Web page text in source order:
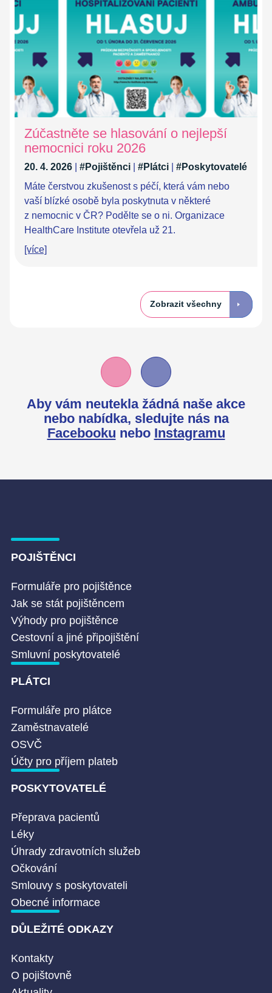
Zúčastněte se hlasování o nejlepší
nemocnici roku 2026
20. 4. 2026 #Pojištěnci #Plátci
#Poskytovatelé
Máte čerstvou zkušenost s péčí, která vám nebo
vaší blízké osobě byla poskytnuta v některé
z nemocnic v ČR? Podělte se o ni. Organizace
HealthCare Institute otevřela už 21.
[více]
Zobrazit všechny
Aby vám neutekla žádná naše akce
nebo nabídka, sledujte nás na
Facebooku nebo Instagramu
POJIŠTĚNCI
Formuláře pro pojištěnce
Jak se stát pojištěncem
Výhody pro pojištěnce
Cestovní a jiné připojištění
Smluvní poskytovatelé
PLÁTCI
Formuláře pro plátce
Zaměstnavatelé
OSVČ
Účty pro příjem plateb
POSKYTOVATELÉ
Přeprava pacientů
Léky
Úhrady zdravotních služeb
Očkování
Smlouvy s poskytovateli
Obecné informace
DŮLEŽITÉ ODKAZY
Kontakty
O pojištovně